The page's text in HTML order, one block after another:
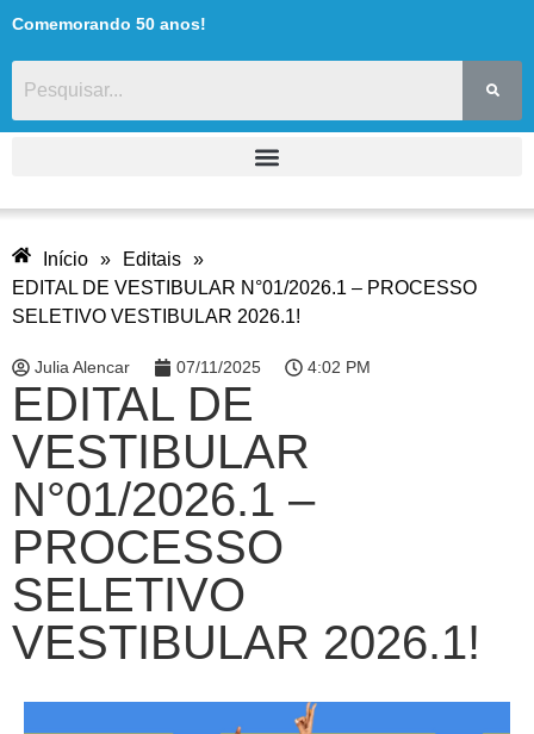
Comemorando 50 anos!
Início » Editais »
EDITAL DE VESTIBULAR N°01/2026.1 – PROCESSO
SELETIVO VESTIBULAR 2026.1!
Julia Alencar 07/11/2025 4:02 PM
EDITAL DE
VESTIBULAR
N°01/2026.1 –
PROCESSO
SELETIVO
VESTIBULAR 2026.1!